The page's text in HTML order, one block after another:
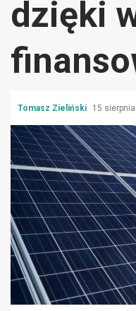
dzięki
Tomasz Zieliński 15